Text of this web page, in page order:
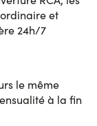
et
24h/7
le même
à la fin